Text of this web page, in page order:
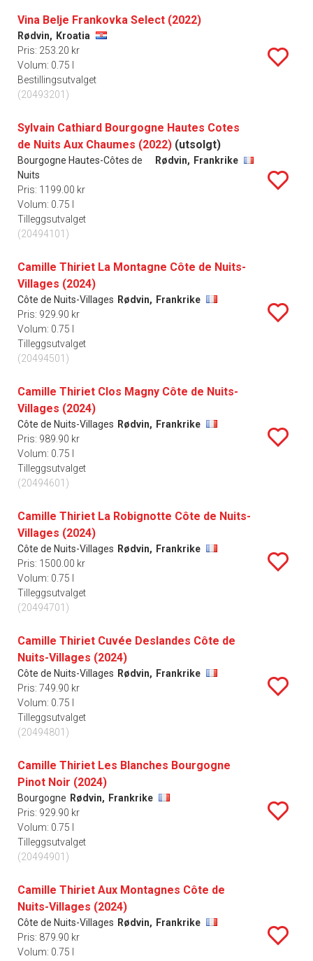
Vina Belje Frankovka Select (2022)
Rødvin, Kroatia
Pris: 253.20 kr
Volum: 0.75 l
Bestillingsutvalget
(20493201)
Sylvain Cathiard Bourgogne Hautes Cotes
de Nuits Aux Chaumes (2022) (utsolgt)
Bourgogne Hautes-Côtes de
Nuits
Rødvin, Frankrike
Pris: 1199.00 kr
Volum: 0.75 l
Tilleggsutvalget
(20494101)
Camille Thiriet La Montagne Côte de Nuits-
Villages (2024)
Côte de Nuits-Villages Rødvin, Frankrike
Pris: 929.90 kr
Volum: 0.75 l
Tilleggsutvalget
(20494501)
Camille Thiriet Clos Magny Côte de Nuits-
Villages (2024)
Côte de Nuits-Villages Rødvin, Frankrike
Pris: 989.90 kr
Volum: 0.75 l
Tilleggsutvalget
(20494601)
Camille Thiriet La Robignotte Côte de Nuits-
Villages (2024)
Côte de Nuits-Villages Rødvin, Frankrike
Pris: 1500.00 kr
Volum: 0.75 l
Tilleggsutvalget
(20494701)
Camille Thiriet Cuvée Deslandes Côte de
Nuits-Villages (2024)
Côte de Nuits-Villages Rødvin, Frankrike
Pris: 749.90 kr
Volum: 0.75 l
Tilleggsutvalget
(20494801)
Camille Thiriet Les Blanches Bourgogne
Pinot Noir (2024)
Bourgogne Rødvin, Frankrike
Pris: 929.90 kr
Volum: 0.75 l
Tilleggsutvalget
(20494901)
Camille Thiriet Aux Montagnes Côte de
Nuits-Villages (2024)
Côte de Nuits-Villages Rødvin, Frankrike
Pris: 879.90 kr
Volum: 0.75 l